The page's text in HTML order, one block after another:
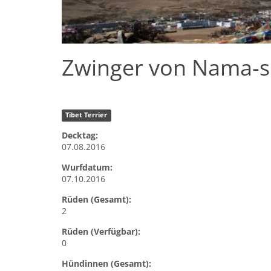
Zwinger von Nama-
Tibet Terrier
Decktag:
07.08.2016
Wurfdatum:
07.10.2016
Rüden (Gesamt):
2
Rüden (Verfügbar):
0
Hündinnen (Gesamt):